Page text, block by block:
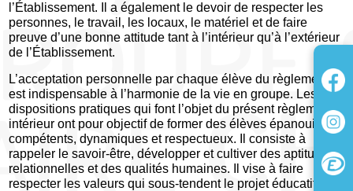
l’Établissement. Il a également le devoir de respecter les
personnes, le travail, les locaux, le matériel et de faire
preuve d’une bonne attitude tant à l’intérieur qu’à l’extérieur
de l’Établissement.
L’acceptation personnelle par chaque élève du règlement
est indispensable à l’harmonie de la vie en groupe. Les
dispositions pratiques qui font l’objet du présent règlement
intérieur ont pour objectif de former des élèves épanouis,
compétents, dynamiques et respectueux. Il consiste à
rappeler le savoir-être, développer et cultiver des aptitudes
relationnelles et des qualités humaines. Il vise à faire
respecter les valeurs qui sous-tendent le projet éducatif